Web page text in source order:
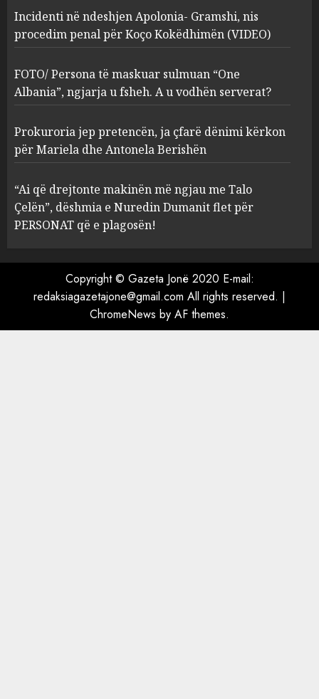
3
FOTO/ Persona të maskuar
sulmuan “One Albania”,
ngjarja u fsheh. A u vodhën
serverat?
MARCH 25, 2025
4
Prokuroria jep pretencën, ja
çfarë dënimi kërkon për
Berishën
MARCH 25, 2025
ngjau me Talo Çelën”,
dëshmia e Nuredin Dumanit
flet për PERSONAT që e
plagosën!
Incidenti në ndeshjen Apolonia- Gramshi, nis
procedim penal për Koço Kokëdhimën (VIDEO)
FOTO/ Persona të maskuar sulmuan “One
Albania”, ngjarja u fsheh. A u vodhën serverat?
Prokuroria jep pretencën, ja çfarë dënimi kërkon
për Mariela dhe Antonela Berishën
“Ai që drejtonte makinën më ngjau me Talo
Çelën”, dëshmia e Nuredin Dumanit flet për
PERSONAT që e plagosën!
Copyright © Gazeta Jonë 2020 E-mail:
redaksiagazetajone@gmail.com All rights reserved. |
ChromeNews by AF themes.